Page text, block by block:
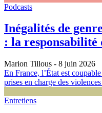
Podcasts
Inégalités de
: la responsabilité
Marion Tillous - 8 juin 2026
En France, l’État est
prises en charge des
Entretiens